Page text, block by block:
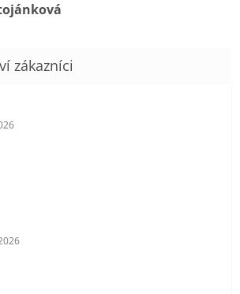
obchodu je 5 z 5 hvězdiček.
obchodu je 5 z 5 hvězdiček.